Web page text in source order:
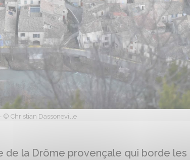
© Christian Dassoneville
la Drôme provençale qui borde les